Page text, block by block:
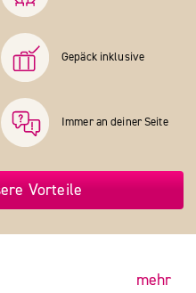
Gepäck inklusive
Immer an deiner Seite
Vorteile
mehr